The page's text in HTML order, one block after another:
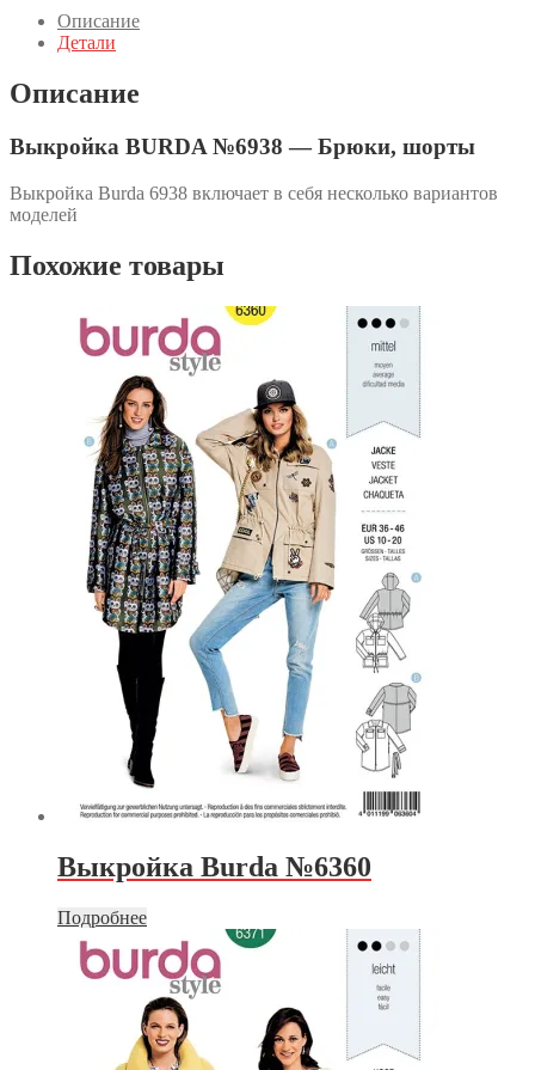
Описание
Детали
Описание
Выкройка BURDA №6938 — Брюки, шорты
Выкройка Burda 6938 включает в себя несколько вариантов
моделей
Похожие товары
Выкройка Burda №6360
Подробнее